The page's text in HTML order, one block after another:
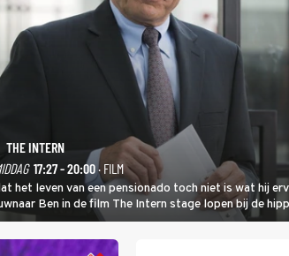
THE INTERN
17:27 - 20:00· FILM
het leven van een pensionado toch niet is wat hij
Ben in de film The Intern stage lopen bij de
zet blijkt te zijn.